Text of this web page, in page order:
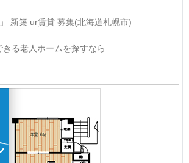
新築 ur賃貸 募集(北海道札幌市)
る老人ホームを探すなら